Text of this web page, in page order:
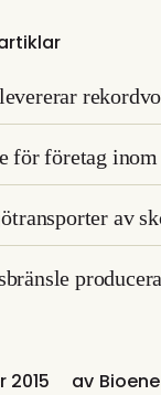
för företag
av
2015 av